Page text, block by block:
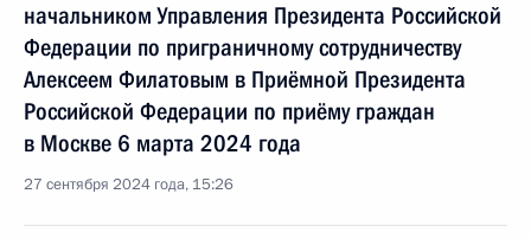
начальником Управления Президента Российской
Федерации по приграничному сотрудничеству
Алексеем Филатовым в Приёмной Президента
Российской Федерации по приёму граждан
в Москве 6 марта 2024 года
27 сентября 2024 года, 15:26